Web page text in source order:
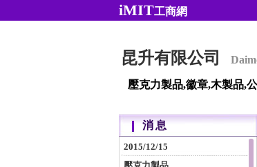
iMIT工商網
昆升有限公司
壓克力製品,徽章,木製品,
消息
2015/12/15